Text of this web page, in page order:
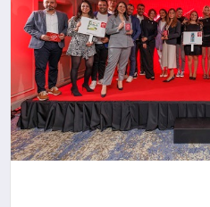
YAŞAM
MALATYA HABERLERI